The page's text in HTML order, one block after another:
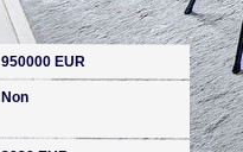
950000 EUR
Non